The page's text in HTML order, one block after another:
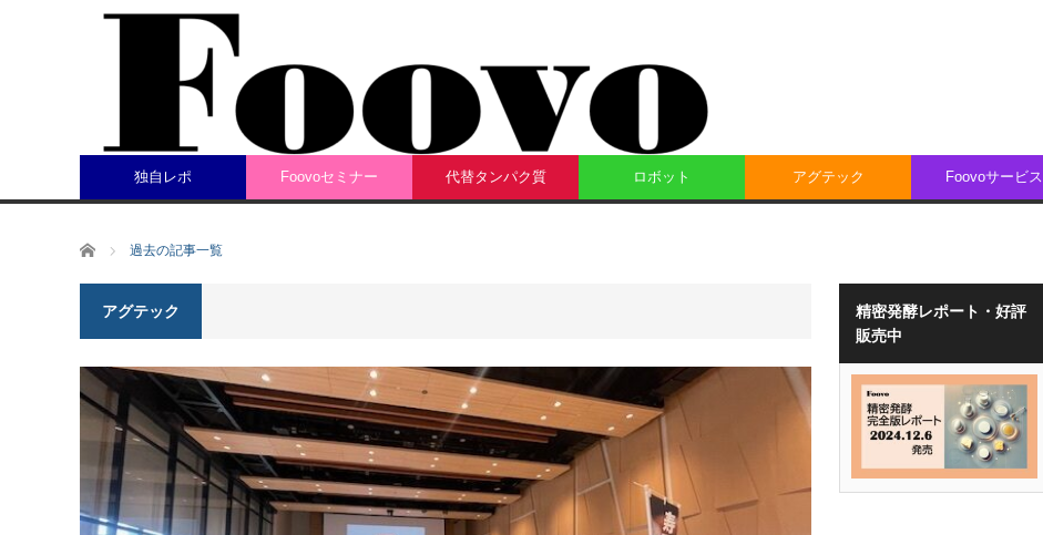
独自レポ Foovoセミナー 代替タンパク質 ロボット アグテック Foovoサービス
ホーム 過去の記事一覧
アグテック
精密発酵レポート・好評
販売中